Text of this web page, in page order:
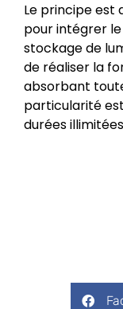
Le principe est
pour intégrer
stockage de
de réaliser la
absorbant
particularité
durées